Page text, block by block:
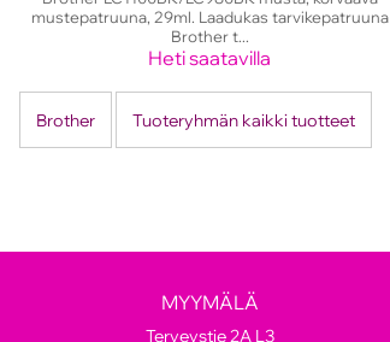
mustepatruuna, 29ml. Laadukas tarvikepatruuna
Brother t...
Heti saatavilla
Brother Tuoteryhmän kaikki tuotteet
MYYMÄLÄ
Terveystie 2A L3